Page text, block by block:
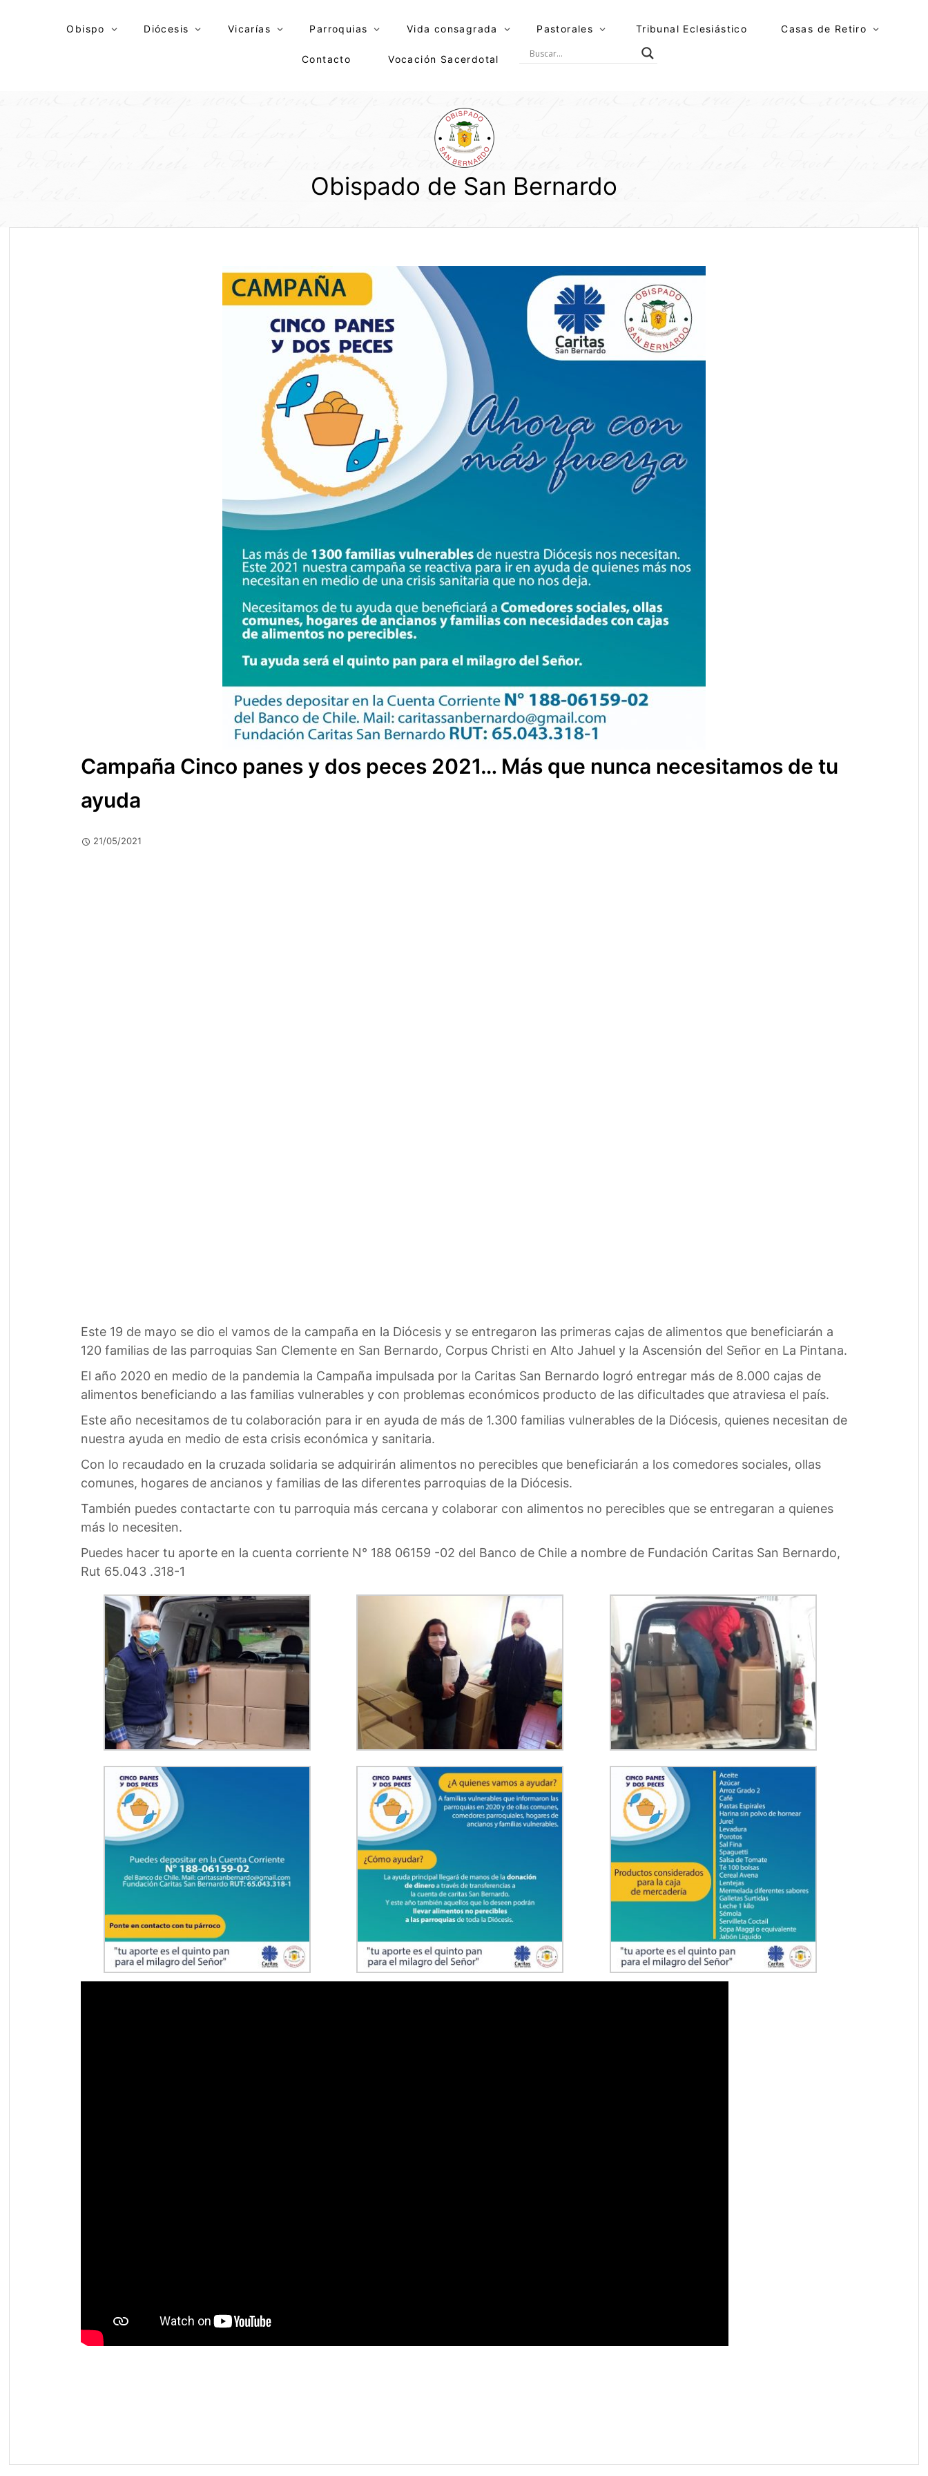
Obispo Diócesis Vicarías Parroquias Vida consagrada Pastorales Tribunal Eclesiástico Casas de Retiro
Contacto Vocación Sacerdotal
Obispado de San Bernardo
Campaña Cinco panes y dos peces 2021… Más que nunca necesitamos de tu
ayuda
21/05/2021
Este 19 de mayo se dio el vamos de la campaña en la Diócesis y se entregaron las primeras cajas de alimentos que beneficiarán a
120 familias de las parroquias San Clemente en San Bernardo, Corpus Christi en Alto Jahuel y la Ascensión del Señor en La Pintana.
El año 2020 en medio de la pandemia la Campaña impulsada por la Caritas San Bernardo logró entregar más de 8.000 cajas de
alimentos beneficiando a las familias vulnerables y con problemas económicos producto de las dificultades que atraviesa el país.
Este año necesitamos de tu colaboración para ir en ayuda de más de 1.300 familias vulnerables de la Diócesis, quienes necesitan de
nuestra ayuda en medio de esta crisis económica y sanitaria.
Con lo recaudado en la cruzada solidaria se adquirirán alimentos no perecibles que beneficiarán a los comedores sociales, ollas
comunes, hogares de ancianos y familias de las diferentes parroquias de la Diócesis.
También puedes contactarte con tu parroquia más cercana y colaborar con alimentos no perecibles que se entregaran a quienes
más lo necesiten.
Puedes hacer tu aporte en la cuenta corriente N° 188 06159 -02 del Banco de Chile a nombre de Fundación Caritas San Bernardo,
Rut 65.043 .318-1